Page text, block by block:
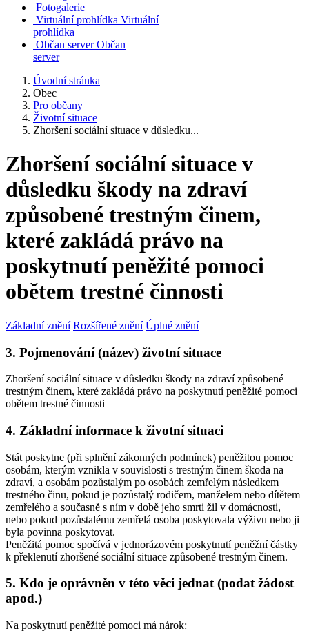
Fotogalerie
Virtuální prohlídka Virtuální
prohlídka
Občan server Občan
server
Úvodní stránka
Obec
Pro občany
Životní situace
Zhoršení sociální situace v důsledku...
Zhoršení sociální situace v
důsledku škody na zdraví
způsobené trestným činem,
které zakládá právo na
poskytnutí peněžité pomoci
obětem trestné činnosti
Základní znění Rozšířené znění Úplné znění
3. Pojmenování (název) životní situace
Zhoršení sociální situace v důsledku škody na zdraví způsobené
trestným činem, které zakládá právo na poskytnutí peněžité pomoci
obětem trestné činnosti
4. Základní informace k životní situaci
Stát poskytne (při splnění zákonných podmínek) peněžitou pomoc
osobám, kterým vznikla v souvislosti s trestným činem škoda na
zdraví, a osobám pozůstalým po osobách zemřelým následkem
trestného činu, pokud je pozůstalý rodičem, manželem nebo dítětem
zemřelého a současně s ním v době jeho smrti žil v domácnosti,
nebo pokud pozůstalému zemřelá osoba poskytovala výživu nebo ji
byla povinna poskytovat.
Peněžitá pomoc spočívá v jednorázovém poskytnutí peněžní částky
k překlenutí zhoršené sociální situace způsobené trestným činem.
5. Kdo je oprávněn v této věci jednat (podat žádost
apod.)
Na poskytnutí peněžité pomoci má nárok: